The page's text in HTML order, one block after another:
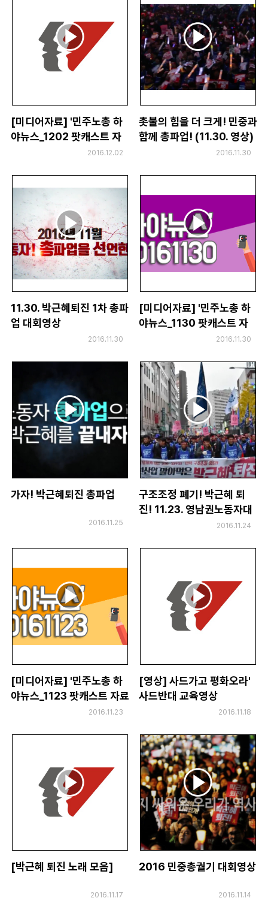
[미디어자료] '민주노총 하
야뉴스_1202 팟캐스트 자
료(CBS 정관용입니다. 남
2016.12.02
촛불의 힘을 더 크게! 민중과
함께 총파업! (11.30. 영상)
2016.11.30
11.30. 박근혜퇴진 1차 총파
업 대회영상
2016.11.30
[미디어자료] '민주노총 하
야뉴스_1130 팟캐스트 자
2016.11.30
가자! 박근혜퇴진 총파업
2016.11.25
구조조정 폐기! 박근혜 퇴
진! 11.23. 영남권노동자대
2016.11.24
[미디어자료] '민주노총 하
야뉴스_1123 팟캐스트 자료
2016.11.23
[영상] 사드가고 평화오라'
사드반대 교육영상
2016.11.18
[박근혜 퇴진 노래 모음]
2016.11.17
2016 민중총궐기 대회영상
2016.11.14